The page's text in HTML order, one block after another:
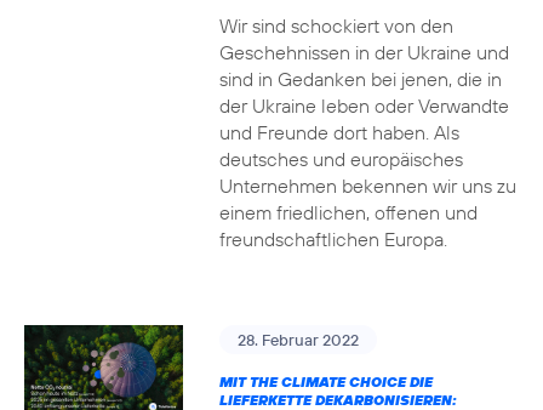
Wir sind schockiert von den
Geschehnissen in der Ukraine und
sind in Gedanken bei jenen, die in
der Ukraine leben oder Verwandte
und Freunde dort haben. Als
deutsches und europäisches
Unternehmen bekennen wir uns zu
einem friedlichen, offenen und
freundschaftlichen Europa.
28. Februar 2022
MIT THE CLIMATE CHOICE DIE
LIEFERKETTE DEKARBONISIEREN: